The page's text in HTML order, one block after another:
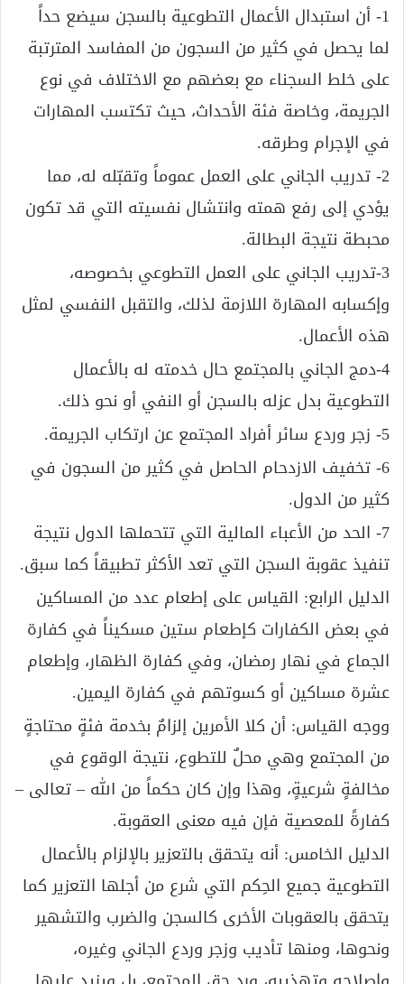
1- أن استبدال الأعمال التطوعية بالسجن سيضع حداً
لما يحصل في كثير من السجون من المفاسد المترتبة
على خلط السجناء مع بعضهم مع الاختلاف في نوع
الجريمة، وخاصة فئة الأحداث، حيث تكتسب المهارات
في الإجرام وطرقه.
2- تدريب الجاني على العمل عموماً وتقبّله له، مما
يؤدي إلى رفع همته وانتشال نفسيته التي قد تكون
محبطة نتيجة البطالة.
3-تدريب الجاني على العمل التطوعي بخصوصه،
وإكسابه المهارة اللازمة لذلك، والتقبل النفسي لمثل
هذه الأعمال.
4-دمج الجاني بالمجتمع حال خدمته له بالأعمال
التطوعية بدل عزله بالسجن أو النفي أو نحو ذلك.
5- زجر وردع سائر أفراد المجتمع عن ارتكاب الجريمة.
6- تخفيف الازدحام الحاصل في كثير من السجون في
كثير من الدول.
7- الحد من الأعباء المالية التي تتحملها الدول نتيجة
تنفيذ عقوبة السجن التي تعد الأكثر تطبيقاً كما سبق.
الدليل الرابع: القياس على إطعام عدد من المساكين
في بعض الكفارات كإطعام ستين مسكيناً في كفارة
الجماع في نهار رمضان، وفي كفارة الظهار، وإطعام
عشرة مساكين أو كسوتهم في كفارة اليمين.
ووجه القياس: أن كلا الأمرين إلزامٌ بخدمة فئةٍ محتاجةٍ
من المجتمع وهي محلٌ للتطوع، نتيجة الوقوع في
مخالفةٍ شرعيةٍ، وهذا وإن كان حكماً من الله – تعالى –
كفارةً للمعصية فإن فيه معنى العقوبة.
الدليل الخامس: أنه يتحقق بالتعزير بالإلزام بالأعمال
التطوعية جميع الحِكم التي شرع من أجلها التعزير كما
يتحقق بالعقوبات الأخرى كالسجن والضرب والتشهير
ونحوها، ومنها تأديب وزجر وردع الجاني وغيره،